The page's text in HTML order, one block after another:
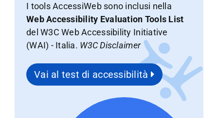
I tools AccessiWeb sono inclusi nella
Web Accessibility Evaluation Tools List
del W3C Web Accessibility Initiative
(WAI) - Italia. W3C Disclaimer
Vai al test di accessibilità